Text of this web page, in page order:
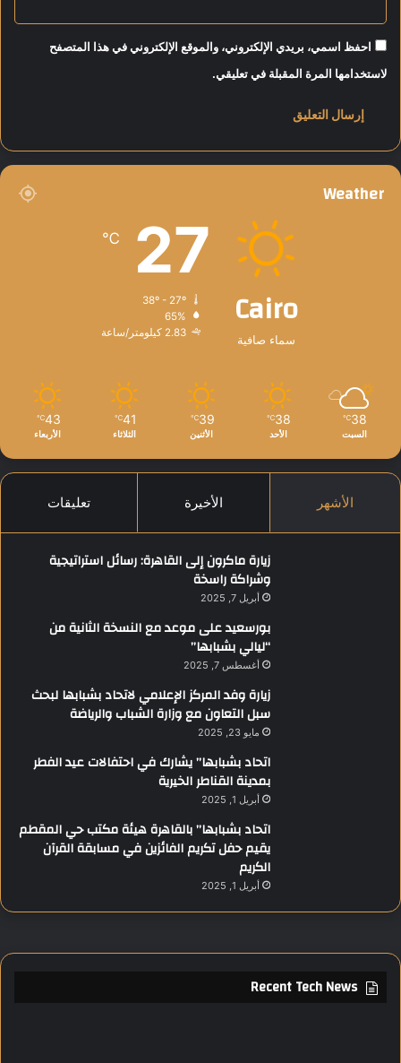
احفظ اسمي، بريدي الإلكتروني، والموقع الإلكتروني في هذا المتصفح
لاستخدامها المرة المقبلة في تعليقي.
Weather
Cairo
سماء صافية
27
℃
65%
2.83 كيلومتر/ساعة
38
℃
السبت
38
℃
الأحد
39
℃
الأثنين
41
℃
الثلاثاء
43
℃
الأربعاء
الأشهر الأخيرة تعليقات
زيارة ماكرون إلى القاهرة: رسائل استراتيجية
وشراكة راسخة
أبريل 7, 2025
بورسعيد على موعد مع النسخة الثانية من
“ليالي بشبابها”
أغسطس 7, 2025
زيارة وفد المركز الإعلامي لاتحاد بشبابها لبحث
سبل التعاون مع وزارة الشباب والرياضة
مايو 23, 2025
اتحاد بشبابها” يشارك في احتفالات عيد الفطر
بمدينة القناطر الخيرية
أبريل 1, 2025
اتحاد بشبابها” بالقاهرة هيئة مكتب حي المقطم
يقيم حفل تكريم الفائزين في مسابقة القرآن
الكريم
أبريل 1, 2025
Recent Tech News